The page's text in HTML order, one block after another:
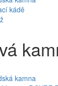
kádě
kamna